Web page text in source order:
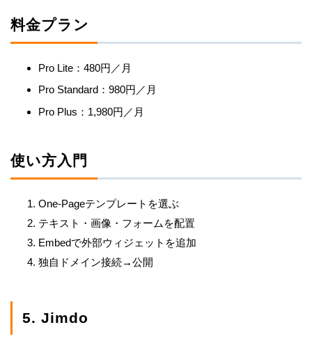
料金プラン
Pro Lite：480円／月
Pro Standard：980円／月
Pro Plus：1,980円／月
使い方入門
One-Pageテンプレートを選ぶ
テキスト・画像・フォームを配置
Embedで外部ウィジェットを追加
独自ドメイン接続→公開
5. Jimdo